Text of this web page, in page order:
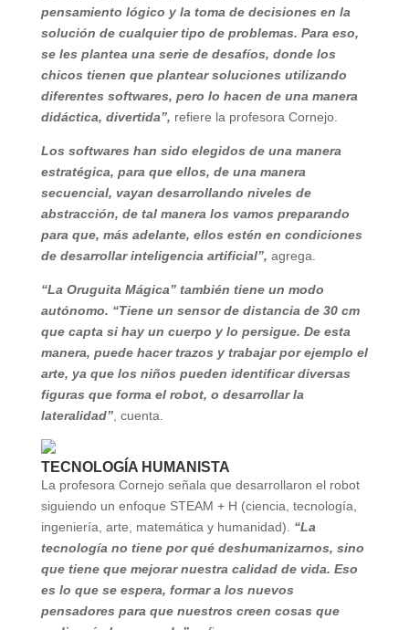
pensamiento lógico y la toma de decisiones en la
solución de cualquier tipo de problemas. Para eso,
se les plantea una serie de desafíos, donde los
chicos tienen que plantear soluciones utilizando
diferentes softwares, pero lo hacen de una manera
didáctica, divertida”, refiere la profesora Cornejo.
Los softwares han sido elegidos de una manera
estratégica, para que ellos, de una manera
secuencial, vayan desarrollando niveles de
abstracción, de tal manera los vamos preparando
para que, más adelante, ellos estén en condiciones
de desarrollar inteligencia artificial”, agrega.
“La Oruguita Mágica” también tiene un modo
autónomo. “Tiene un sensor de distancia de 30 cm
que capta si hay un cuerpo y lo persigue. De esta
manera, puede hacer trazos y trabajar por ejemplo el
arte, ya que los niños pueden identificar diversas
figuras que forma el robot, o desarrollar la
lateralidad”, cuenta.
TECNOLOGÍA HUMANISTA
La profesora Cornejo señala que desarrollaron el robot
siguiendo un enfoque STEAM + H (ciencia, tecnología,
ingeniería, arte, matemática y humanidad). “La
tecnología no tiene por qué deshumanizarnos, sino
que tiene que mejorar nuestra calidad de vida. Eso
es lo que se espera, formar a los nuevos
pensadores para que nuestros creen cosas que